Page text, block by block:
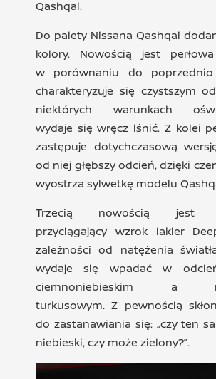
Qashqai.
Do palety Nissana Qashqai
kolory. Nowością jest
w porównaniu do poprzednio
charakteryzuje się czystszym
niektórych warunkach
wydaje się wręcz lśnić. Z kolei
zastępuje dotychczasową
od niej głębszy odcień, dzięki
wyostrza sylwetkę modelu
Trzecią nowością jest
przyciągający wzrok lakier
zależności od natężenia
wydaje się wpadać w
ciemnoniebieskim a
turkusowym. Z pewnością
do zastanawiania się: „czy ten
niebieski, czy może zielony?”.
Odtwarzacz